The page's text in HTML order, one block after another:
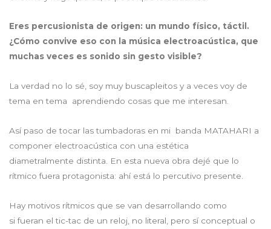
Eres percusionista de origen: un mundo físico, táctil.
¿Cómo convive eso con la música electroacústica, que
muchas veces es sonido sin gesto visible?
La verdad no lo sé, soy muy buscapleitos y a veces voy de
tema en tema aprendiendo cosas que me interesan.
Así paso de tocar las tumbadoras en mi banda MATAHARI a
componer electroacústica con una estética
diametralmente distinta. En esta nueva obra dejé que lo
rítmico fuera protagonista: ahí está lo percutivo presente.
Hay motivos rítmicos que se van desarrollando como
si fueran el tic-tac de un reloj, no literal, pero sí conceptual o